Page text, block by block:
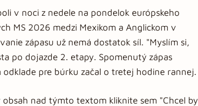
v noci z nedele na pondelok európskeho
MS 2026 medzi Mexikom a Anglickom v
zápasu už nemá dostatok síl. "Myslím si,
po dojazde 2. etapy. Spomenutý zápas
pre búrku začal o tretej hodine rannej.
nad týmto textom kliknite sem "Chcel by